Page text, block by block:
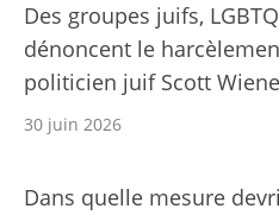
Des groupes juifs,
dénoncent le
politicien juif Scott
30 juin 2026
Dans quelle mesure